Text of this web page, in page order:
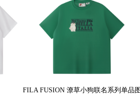
FILA FUSION 潦草小狗联名系列单品